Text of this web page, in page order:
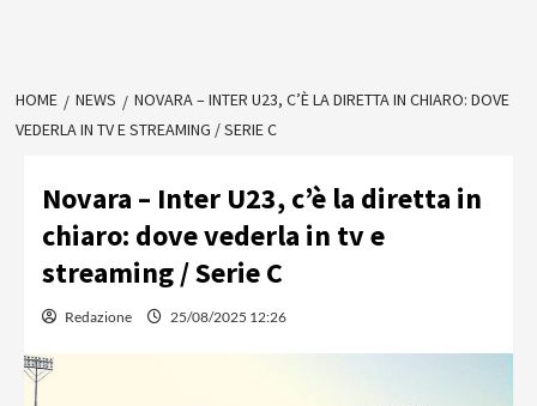
HOME NEWS
NOVARA – INTER U23, C’È LA DIRETTA IN CHIARO: DOVE
VEDERLA IN TV E STREAMING / SERIE C
Novara – Inter U23, c’è la diretta in
chiaro: dove vederla in tv e
streaming / Serie C
Redazione 25/08/2025 12:26